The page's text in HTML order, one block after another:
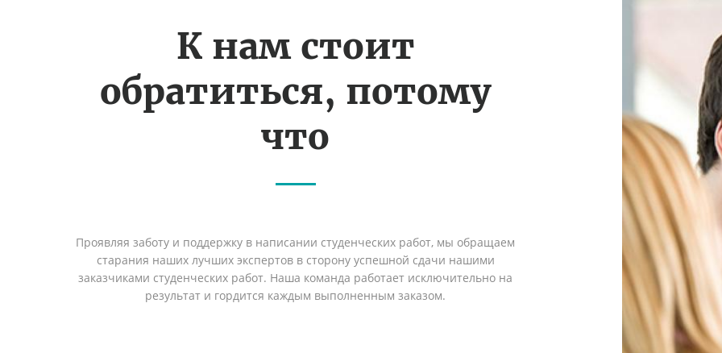
К нам стоит
обратиться, потому
что
Проявляя заботу и поддержку в написании студенческих работ, мы обращаем
старания наших лучших экспертов в сторону успешной сдачи нашими
заказчиками студенческих работ. Наша команда работает исключительно на
результат и гордится каждым выполненным заказом.